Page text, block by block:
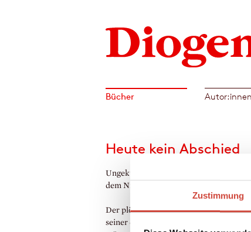
Zustimmung
Bücher Autor:innen
Heute kein Abschied
Ungekürzt gelesen von Konstantin
dem Niederländischen von Gregor
Der plötzliche Tod von Oskar stellt das
seiner drei Kinder auf den Kopf.